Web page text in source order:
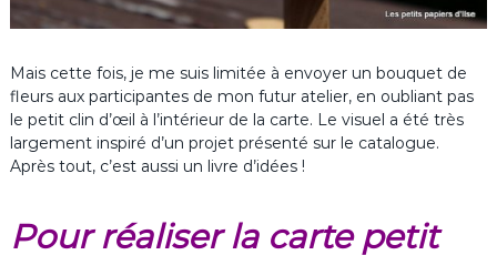
Mais cette fois, je me suis limitée à envoyer un bouquet de
fleurs aux participantes de mon futur atelier, en oubliant pas
le petit clin d’œil à l’intérieur de la carte. Le visuel a été très
largement inspiré d’un projet présenté sur le catalogue.
Après tout, c’est aussi un livre d’idées !
Pour réaliser la carte petit